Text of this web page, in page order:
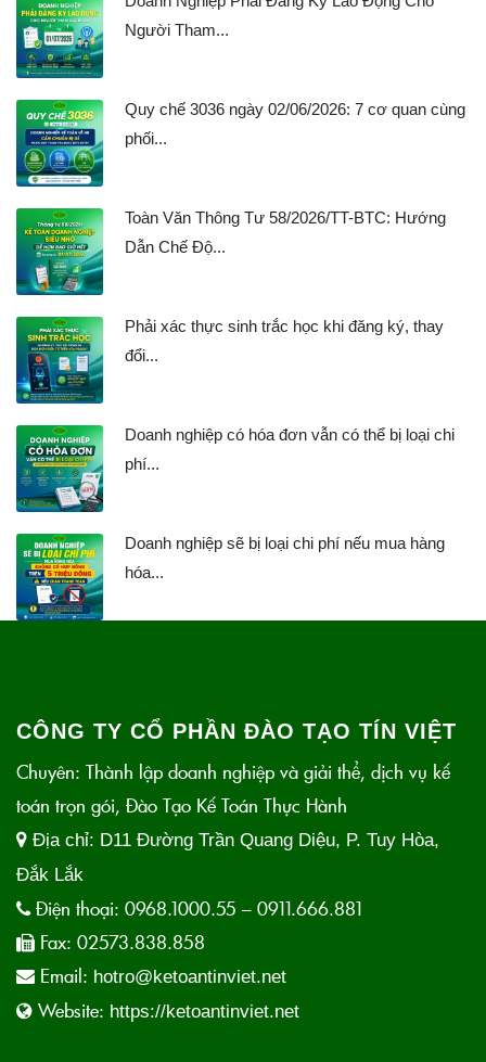
Người Tham...
Quy chế 3036 ngày 02/06/2026: 7 cơ quan cùng
phối...
Toàn Văn Thông Tư 58/2026/TT-BTC: Hướng
Dẫn Chế Độ...
Phải xác thực sinh trắc học khi đăng ký, thay
đổi...
Doanh nghiệp có hóa đơn vẫn có thể bị loại chi
phí...
Doanh nghiệp sẽ bị loại chi phí nếu mua hàng
hóa...
CÔNG TY CỔ PHẦN ĐÀO TẠO TÍN VIỆT
Chuyên: Thành lập doanh nghiệp và giải thể, dịch vụ kế
toán trọn gói, Đào Tạo Kế Toán Thực Hành
Địa chỉ: D11 Đường Trần Quang Diệu, P. Tuy Hòa,
Đắk Lắk
Điện thoại: 0968.1000.55 – 0911.666.881
Fax: 02573.838.858
Email: hotro@ketoantinviet.net
Website: https://ketoantinviet.net